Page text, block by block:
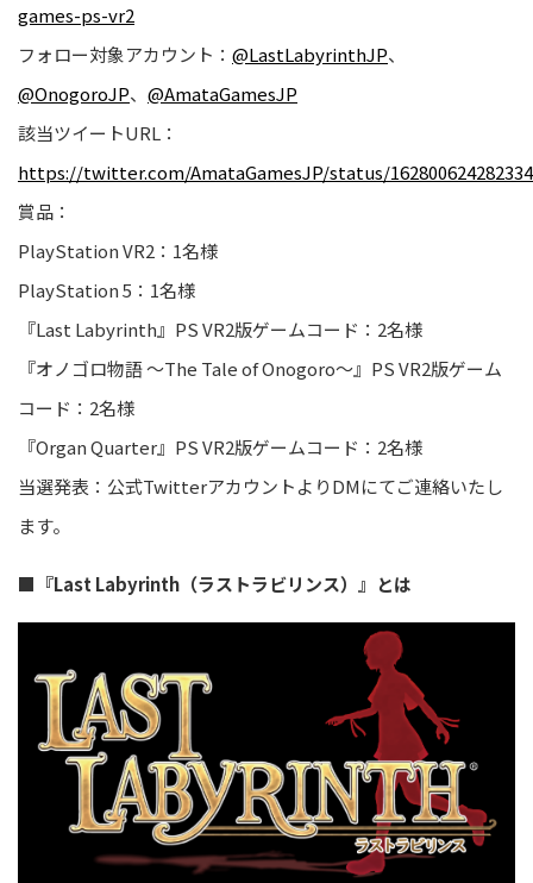
games-ps-vr2
フォロー対象アカウント： @LastLabyrinthJP、
@OnogoroJP、 @AmataGamesJP
該当ツイートURL：
https://twitter.com/AmataGamesJP/status/
賞品：
PlayStation VR2 ： 1名様
PlayStation 5 ： 1名様
『Last Labyrinth』PS VR2版ゲームコード ： 2名様
『オノゴロ物語 ～The Tale of Onogoro～』PS VR2版ゲーム
コード ： 2名様
『Organ Quarter』PS VR2版ゲームコード ： 2名様
当選発表：公式TwitterアカウントよりDMにてご連絡いたし
ます。
■ 『Last Labyrinth（ラストラビリンス）』とは